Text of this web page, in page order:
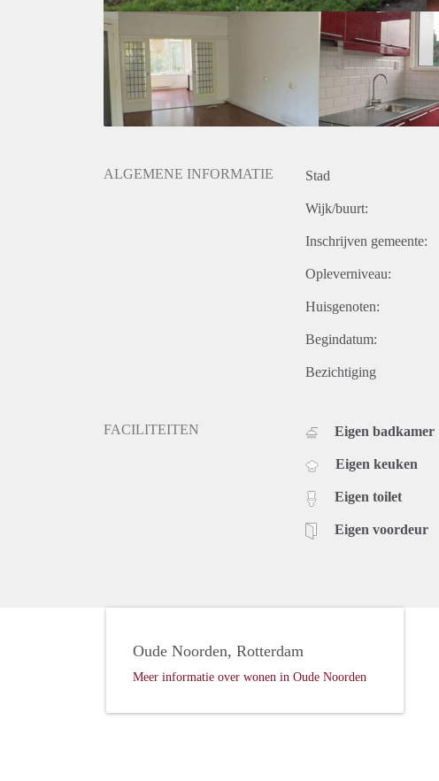
ALGEMENE INFORMATIE Stad
Wijk/buurt:
Inschrijven gemeente:
Opleverniveau:
Huisgenoten:
Begindatum:
Bezichtiging
FACILITEITEN Eigen badkamer
Eigen keuken
Eigen toilet
Eigen voordeur
Oude Noorden, Rotterdam
Meer informatie over wonen in Oude Noorden